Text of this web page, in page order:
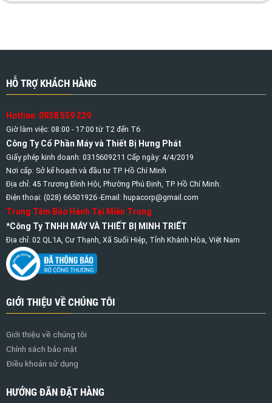
HỖ TRỢ KHÁCH HÀNG
Hotline: 0938 559 229
Giờ làm việc: 08:00 - 17:00 từ T2 đến T6
Công Ty Cổ Phần Máy và Thiết Bị Hưng Phát
Giấy phép kinh doanh: 0315609211 Cấp ngày: 4/4/2019
Nơi cấp: Sở kế hoạch và đầu tư TP. Hồ Chí Minh
Địa chỉ: 45 Trương Đình Hội, Phường Phú Định, TP. Hồ Chí Minh.
Điện thoại: (028) 66501926 -Email: hupacorp@gmail.com
Trung Tâm Bảo Hành Tại Miền Trung
*Công Ty TNHH MÁY VÀ THIẾT BỊ MINH TRIẾT
Địa chỉ: 02 QL1A, Cư Thạnh, Xã Suối Hiệp, Tỉnh Khánh Hòa, Việt Nam
GIỚI THIỆU VỀ CHÚNG TÔI
Giới thiệu về chúng tôi
Chính sách bảo mật
Điều khoản sử dụng
HƯỚNG ĐÃN ĐẶT HÀNG